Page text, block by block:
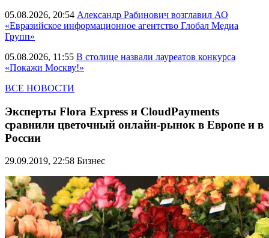
05.08.2026, 20:54 Александр Рабинович возглавил АО
«Евразийское информационное агентство Глобал Медиа
Групп»
05.08.2026, 11:55 В столице назвали лауреатов конкурса
«Покажи Москву!»
ВСЕ НОВОСТИ
Эксперты Flora Express и CloudPayments
сравнили цветочный онлайн-рынок в Европе и в
России
29.09.2019, 22:58 Бизнес